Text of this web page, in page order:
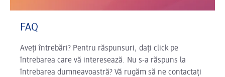
FAQ
Aveți întrebări? Pentru răspunsuri, dați click pe
întrebarea care vă interesează. Nu s-a răspuns la
întrebarea dumneavoastră? Vă rugăm să ne contactați